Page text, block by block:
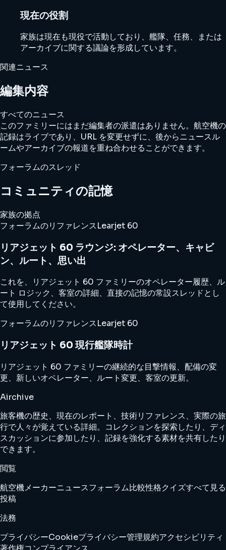
現在の役割
家族は現在も現役で活動しており、艦隊、任務、または
アーカイブに関する議論を形成しています。
関連ニュース
編集内容
すべてのニュース
このファミリーにはまだ編集者の派遣はありません。航空機の
記録はライブであり、URL を変更せずに、後からニュースル
ームやアーカイブの報道を重ね合わせることができます。
フォーラムのスレッド
コミュニティの記憶
家族の拠点
フォーラムのリファレンスLearjet 60
リアジェット 60 ラウンジ: オペレーター、キャビ
ン、ルート、思い出
これを、リアジェット 60 ファミリーのオペレーター履歴、ル
ート ロジック、客室の詳細、直接の記憶の常設スレッドとし
て使用してください。
フォーラムのリファレンスLearjet 60
リアジェット 60 現行艦隊時計
リアジェット 60 ファミリーの継続的な目撃情報、配備の変
更、新しいオペレーター、ルート変更、客室の更新。
Airchive
旅客機の歴史、現在のレポート、技術リファレンス、実際の旅
行で人々が覚えている詳細。コレクションを探索したり、ディ
スカッションに参加したり、記録を強化する素材を共有したり
できます。
閲覧
航空機メーカーニュースフォーラム比較性格クイズすべて見る
投稿
法務
プライバシーCookieプライバシー管理規約アクセシビリティ